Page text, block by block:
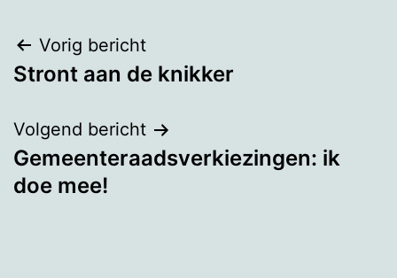
Bericht
navigatie
Vorig bericht
Stront aan de knikker
Volgend bericht
Gemeenteraadsverkiezingen: ik
doe mee!